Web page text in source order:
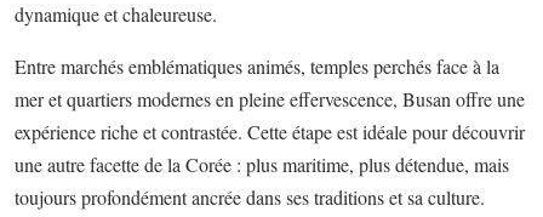
dynamique et chaleureuse.
Entre marchés emblématiques animés, temples perchés face à la
mer et quartiers modernes en pleine effervescence, Busan offre une
expérience riche et contrastée. Cette étape est idéale pour découvrir
une autre facette de la Corée : plus maritime, plus détendue, mais
toujours profondément ancrée dans ses traditions et sa culture.